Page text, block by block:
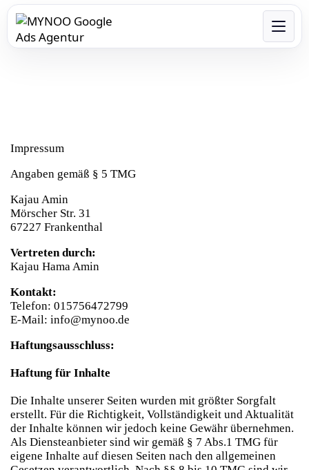
Impressum
Angaben gemäß § 5 TMG
Kajau Amin
Mörscher Str. 31
67227 Frankenthal
Vertreten durch:
Kajau Hama Amin
Kontakt:
Telefon: 015756472799
E-Mail: info@mynoo.de
Haftungsausschluss:
Haftung für Inhalte
Die Inhalte unserer Seiten wurden mit größter Sorgfalt
erstellt. Für die Richtigkeit, Vollständigkeit und Aktualität
der Inhalte können wir jedoch keine Gewähr übernehmen.
Als Diensteanbieter sind wir gemäß § 7 Abs.1 TMG für
eigene Inhalte auf diesen Seiten nach den allgemeinen